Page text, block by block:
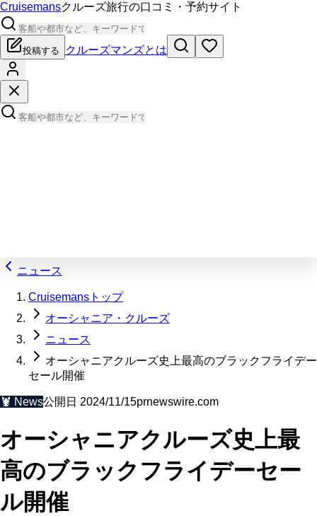
Cruisemansクルーズ旅行の口コミ・予約サイト
投稿する クルーズマンズとは
ニュース
Cruisemansトップ
オーシャニア・クルーズ
ニュース
オーシャニアクルーズ史上最高のブラックフライデー
セール開催
🦞 News公開日 2024/11/15prnewswire.com
オーシャニアクルーズ史上最
高のブラックフライデーセー
ル開催